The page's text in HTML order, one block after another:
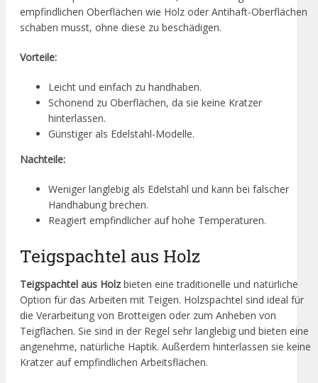
empfindlichen Oberflächen wie Holz oder Antihaft-Oberflächen
schaben musst, ohne diese zu beschädigen.
Vorteile:
Leicht und einfach zu handhaben.
Schonend zu Oberflächen, da sie keine Kratzer
hinterlassen.
Günstiger als Edelstahl-Modelle.
Nachteile:
Weniger langlebig als Edelstahl und kann bei falscher
Handhabung brechen.
Reagiert empfindlicher auf hohe Temperaturen.
Teigspachtel aus Holz
Teigspachtel aus Holzbieten eine traditionelle und natürliche
Option für das Arbeiten mit Teigen. Holzspachtel sind ideal für
die Verarbeitung von Brotteigen oder zum Anheben von
Teigflächen. Sie sind in der Regel sehr langlebig und bieten eine
angenehme, natürliche Haptik. Außerdem hinterlassen sie keine
Kratzer auf empfindlichen Arbeitsflächen.